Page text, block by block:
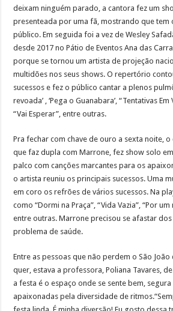
deixam ninguém parado, a cantora fez um
presenteada por uma fã, mostrando que tem
público. Em seguida foi a vez de Wesley
desde 2017 no Pátio de Eventos Ana das
porque se tornou um artista de projeção
multidões nos seus shows. O repertório
sucessos e fez o público cantar a plenos
revoada’ , ‘Pega o Guanabara’, “Tentativas Em
“Vai Esperar”, entre outras.
Pra fechar com chave de ouro a sexta noite, o
que faz dupla com Marrone, fez show solo
palco com canções marcantes para os
o artista reuniu os principais sucessos. Uma
em coro os refrões de vários sucessos. Na
como “Dormi na Praça”, “Vida Vazia”, “Por um
entre outras. Marrone precisou se afastar
problema de saúde.
Entre as pessoas que não perdem o São
quer, estava a professora, Poliana Tavares,
a festa é o espaço onde se sente bem,
apaixonadas pela diversidade de